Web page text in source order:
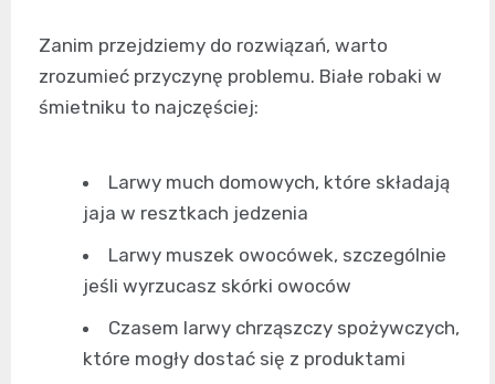
Zanim przejdziemy do rozwiązań, warto
zrozumieć przyczynę problemu. Białe robaki w
śmietniku to najczęściej:
Larwy much domowych, które składają
jaja w resztkach jedzenia
Larwy muszek owocówek, szczególnie
jeśli wyrzucasz skórki owoców
Czasem larwy chrząszczy spożywczych,
które mogły dostać się z produktami